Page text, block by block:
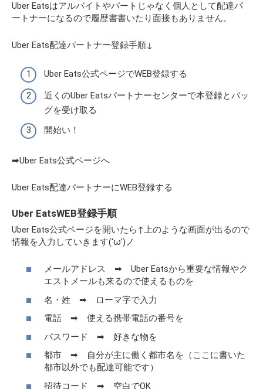
Uber Eatsはアルバイトやパートじゃなく個人として配達パ
ートナーになるので履歴書書いたり面接もありません。
Uber Eats配達パートナー登録手順↓
Uber Eats公式ページでWEB登録する
近くのUber Eatsパートナーセンターで本登録とバッ
グを受け取る
開始い！
➡Uber Eats公式ページへ
Uber Eats配達パートナーにWEB登録する
Uber EatsWEB登録手順
Uber Eats公式ページを開いたら↑上のような画面が出るので
情報を入力していきます(‘ω’)ノ
メールアドレス ➡ Uber Eatsから重要な情報やク
エストメールも来るので使えるものを
名・姓 ➡ ローマ字で入力
電話 ➡ 使える携帯電話の番号を
パスワード ➡ 好きな物を
都市 ➡ 自分が主に働く都市名を（ここに書いた
都市以外でも配達可能です）
招待コード ➡ 空白でOK